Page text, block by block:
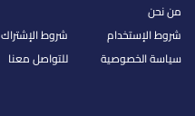
من نحن
شروط الإستخدام
سياسة الخصوصية
شروط الإشتراك
للتواصل معنا